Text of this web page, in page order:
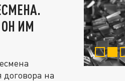
ИМ
на